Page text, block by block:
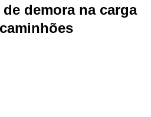
demora na carga